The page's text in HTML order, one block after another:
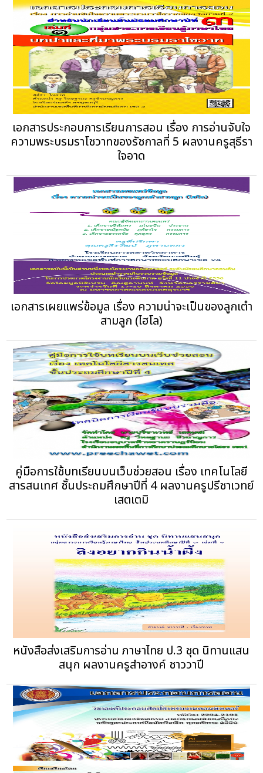
เอกสารประกอบการเรียนการสอน เรื่อง การอ่านจับใจ
ความพระบรมราโชวาทของรัชกาลที่ 5 ผลงานครูสุธีรา
ใจอาด
เอกสารเผยแพร่ข้อมูล เรื่อง ความน่าจะเป็นของลูกเต๋า
สามลูก (ไฮโล)
คู่มือการใช้บทเรียนบนเว็บช่วยสอน เรื่อง เทคโนโลยี
สารสนเทศ ชั้นประถมศึกษาปีที่ 4 ผลงานครูปรีชาเวทย์
เสตเตมิ
หนังสือส่งเสริมการอ่าน ภาษาไทย ป.3 ชุด นิทานแสน
สนุก ผลงานครูสำอางค์ ชาววาปี